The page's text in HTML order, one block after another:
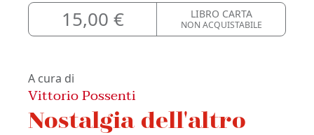
15,00 € LIBRO CARTA
NON ACQUISTABILE
A cura di
Vittorio Possenti
Nostalgia dell'altro